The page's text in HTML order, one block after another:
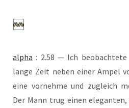
alpha : 2.58 — Ich
lan­ge Zeit neben einer Ampel
eine vor­neh­me und zugleich
Der Mann trug einen